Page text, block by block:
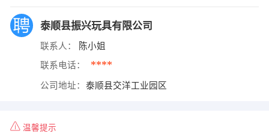
泰顺县振兴玩具有限公司
联系人： 陈小姐
联系电话： ****
公司地址： 泰顺县交洋工业园区
温馨提示